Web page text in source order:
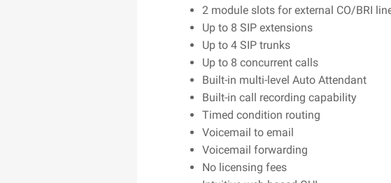
2 module slots for external CO/BRI
Up to 8 SIP extensions
Up to 4 SIP trunks
Up to 8 concurrent calls
Built-in multi-level Auto Attendant
Built-in call recording capability
Timed condition routing
Voicemail to email
Voicemail forwarding
No licensing fees